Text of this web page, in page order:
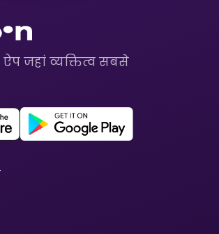
ऐप जहां व्यक्तित्व सबसे